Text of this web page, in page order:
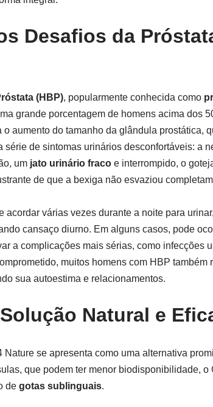
Desafios da
(HBP), popularmente conhecida como
grande porcentagem de homens acima dos
aumento do tamanho da glândula prostática,
série de sintomas urinários desconfortáveis: a
um jato urinário fracoe interrompido, o
de que a bexiga não esvaziou
acordar várias vezes durante a noite para
cansaço diurno. Em alguns casos, pode
a complicações mais sérias, como infecções
muitos homens com HBP também
sua autoestima e relacionamentos.
Natural e
Nature se apresenta como uma alternativa
que podem ter menor biodisponibilidade, o
de gotas sublinguais.